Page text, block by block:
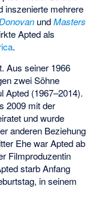
inszenierte mehrere
undMasters
Apted als
.
Aus seiner 1966
zwei Söhne
Apted (1967–2014).
2009 mit der
und wurde
anderen Beziehung
Ehe war Apted ab
Filmproduzentin
starb Anfang
in seinem